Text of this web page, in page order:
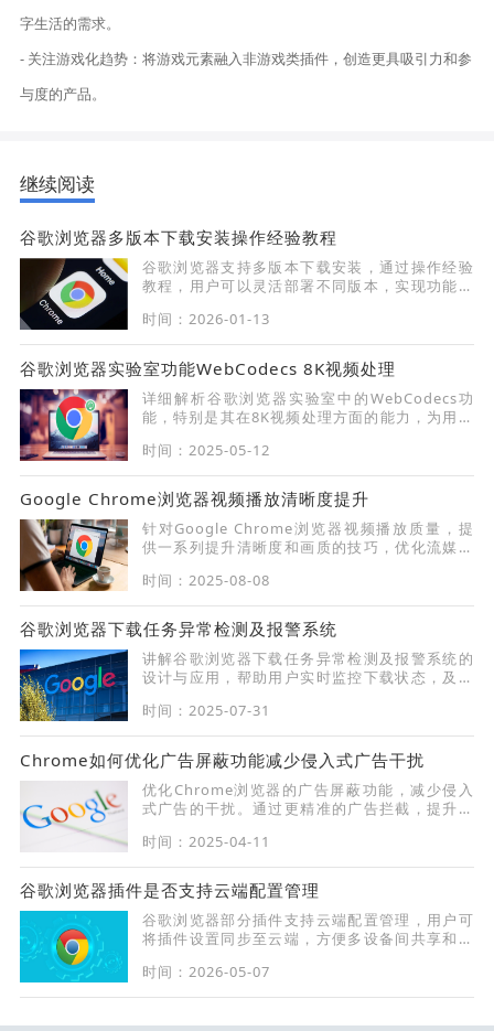
字生活的需求。
- 关注游戏化趋势：将游戏元素融入非游戏类插件，创造更具吸引力和参
与度的产品。
继续阅读
谷歌浏览器多版本下载安装操作经验教程
谷歌浏览器支持多版本下载安装，通过操作经验
教程，用户可以灵活部署不同版本，实现功能兼
效，同时提升整体浏览体验和操作便捷性。
时间：2026-01-13
谷歌浏览器实验室功能WebCodecs 8K视频处理
详细解析谷歌浏览器实验室中的WebCodecs功
能，特别是其在8K视频处理方面的能力，为用户
时间：2025-05-12
Google Chrome浏览器视频播放清晰度提升
针对Google Chrome浏览器视频播放质量，提
供一系列提升清晰度和画质的技巧，优化流媒体
时间：2025-08-08
谷歌浏览器下载任务异常检测及报警系统
讲解谷歌浏览器下载任务异常检测及报警系统的
设计与应用，帮助用户实时监控下载状态，及时
时间：2025-07-31
Chrome如何优化广告屏蔽功能减少侵入式广告干扰
优化Chrome浏览器的广告屏蔽功能，减少侵入
式广告的干扰。通过更精准的广告拦截，提升浏
时间：2025-04-11
谷歌浏览器插件是否支持云端配置管理
谷歌浏览器部分插件支持云端配置管理，用户可
将插件设置同步至云端，方便多设备间共享和备
时间：2026-05-07